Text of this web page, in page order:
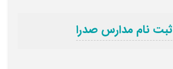
ثبت نام مدارس صدرا